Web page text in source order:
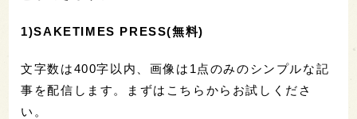
1)SAKETIMES PRESS(無料)
文字数は400字以内、画像は1点のみのシンプルな記
事を配信します。まずはこちらからお試しくださ
い。